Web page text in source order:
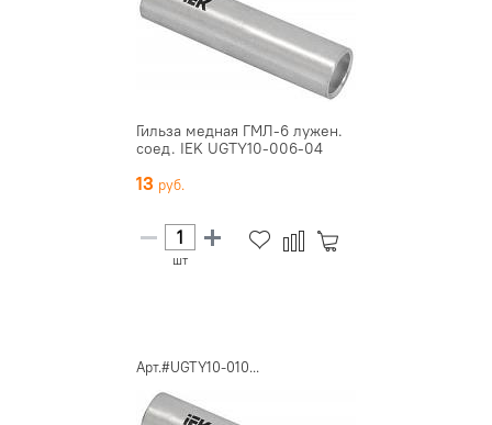
Гильза медная ГМЛ-6 лужен.
соед. IEK UGTY10-006-04
13
шт
Арт.#UGTY10-010...